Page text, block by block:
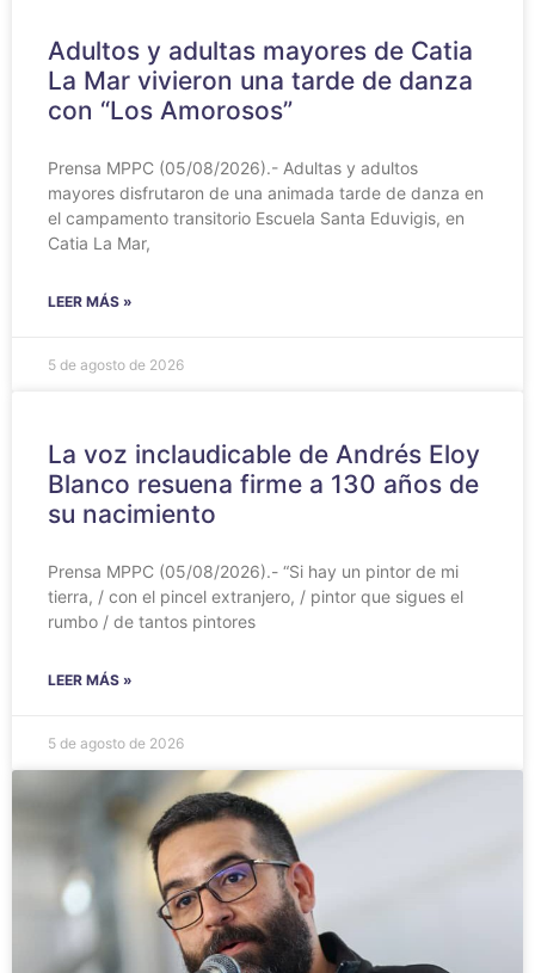
Adultos y adultas mayores de Catia
La Mar vivieron una tarde de danza
con “Los Amorosos”
Prensa MPPC (05/08/2026).- Adultas y adultos
mayores disfrutaron de una animada tarde de danza en
el campamento transitorio Escuela Santa Eduvigis, en
Catia La Mar,
LEER MÁS »
5 de agosto de 2026
La voz inclaudicable de Andrés Eloy
Blanco resuena firme a 130 años de
su nacimiento
Prensa MPPC (05/08/2026).- “Si hay un pintor de mi
tierra, / con el pincel extranjero, / pintor que sigues el
rumbo / de tantos pintores
LEER MÁS »
5 de agosto de 2026